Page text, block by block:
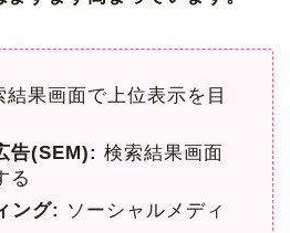
結果画面で上位表示を目
告(SEM): 検索結果画面
る
ング: ソーシャルメディ